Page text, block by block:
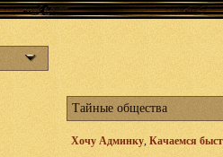
Тайные общества
Хочу Админку, Качаемся